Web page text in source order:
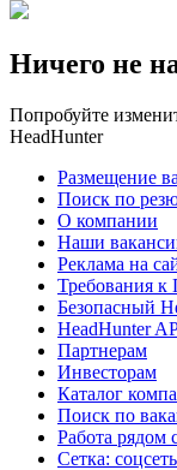
Ничего не
Попробуйте
HeadHunter
Размещение
Поиск по
О компании
Наши
Реклама на
Требования
Безопасный
HeadHunter
Партнерам
Инвесторам
Каталог
Поиск по
Работа рядом
Сетка: